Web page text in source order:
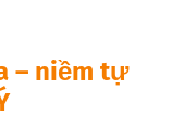
– niềm tự